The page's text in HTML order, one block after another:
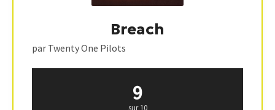
Breach
par Twenty One Pilots
9
sur 10